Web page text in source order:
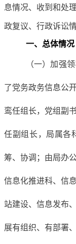
息情况、收到和处
政复议、行政诉讼
一、总体情况
（一）加强
了党务政务信息公
鸾任组长， 党组副书
任副组长， 局属各
筹、 协调 ； 由局办
信息化推进科、 信
站建设、信息发布
展有组织、有部署